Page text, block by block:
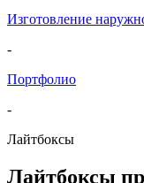
Изготовление
-
Портфолио
-
Лайтбоксы
Лайтбоксы